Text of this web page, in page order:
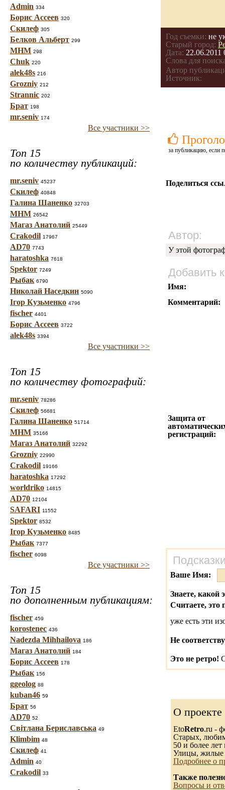
Admin 334
Борис Ассеев 320
Скилеф 305
Белков Альберт 299
МНМ 298
Chuk 220
alek48s 216
Grozniy 212
Strannic 202
Брат 198
mr.seniv 174
Все участники >>
Топ 15
по количеству публикаций:
mr.seniv 45237
Скилеф 40848
Галина Шаненко 32703
МНМ 26542
Магаз Анатолий 25449
Crakodil 17967
AD70 7743
haratoshka 7618
Spektor 7249
Рыбак 6790
Николай Наседкин 5090
Ігор Кузьменко 4796
fischer 4401
Борис Ассеев 3722
alek48s 3394
Все участники >>
Топ 15
по количеству фотографий:
mr.seniv 78286
Скилеф 56681
Галина Шаненко 51714
МНМ 35166
Магаз Анатолий 32292
Grozniy 22990
Crakodil 19166
haratoshka 17292
worldriko 14815
AD70 12104
SAFARI 11552
Spektor 8532
Ігор Кузьменко 8485
Рыбак 7377
fischer 6098
Все участники >>
Топ 15
по дополненным публикациям:
fischer 459
korostenec 436
Nadezda Mihhailova 186
Магаз Анатолий 184
Борис Ассеев 178
Рыбак 156
ggeolog 88
kuban46 59
Брат 56
AD70 52
Світлана Бериславська 49
Klimbim 48
Скилеф 41
Admin 40
Crakodil 33
Год съемки: не
Старый город:
Дата: 22.06.2011
Слова для
Автор
Источник:
за публикацию, если
Поделиться
Автор:
У этой
Добавить
Имя:
Комментарий:
Защита от
регистраций:
Ваше Имя:
Знаете, какой
Считаете, это
уже есть эти
Не
Это не ретро!
О проекте
EtoRetro.ru -
Старых,
50 и более лет
Улицы, жилые
Подробнее о
Также
Вопросы и